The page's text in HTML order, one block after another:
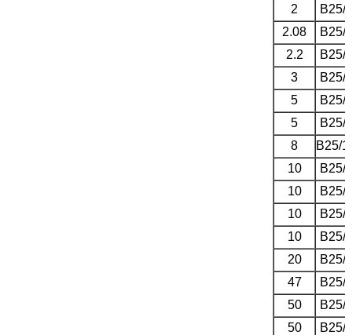
2
2.08
2.2
3
5
5
8
10
10
10
10
20
47
50
50